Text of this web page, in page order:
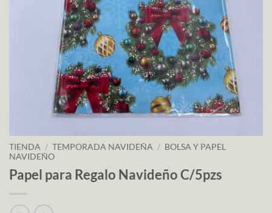
TIENDA / TEMPORADA NAVIDEÑA / BOLSA Y PAPEL
NAVIDEÑO
Papel para Regalo Navideño C/5pzs